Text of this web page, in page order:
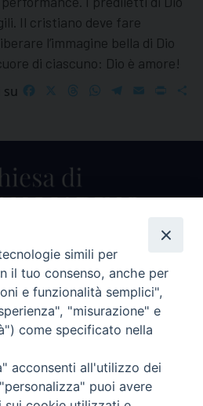
Il cristiano deve fare
l’immagine bella di Dio
di ciascuno: Dio è amore!
FacebookThreadsWhatsApp
Telegram
EmailPrint
Curia Vescovile
913711
Indirizzo
(RN)
simili per
il tuo consenso, anche per
e funzionalità semplici",
"misurazione" e
come specificato nella
acconsenti all'utilizzo dei
puoi avere